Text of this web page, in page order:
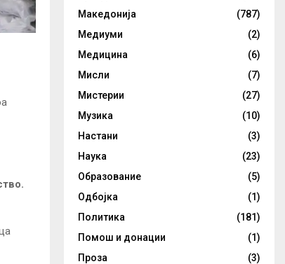
Македонија
(787)
Медиуми
(2)
Медицина
(6)
Мисли
(7)
Мистерии
(27)
Музика
(10)
Настани
(3)
Наука
(23)
Образование
(5)
Одбојка
(1)
Политика
(181)
Помош и донации
(1)
Проза
(3)